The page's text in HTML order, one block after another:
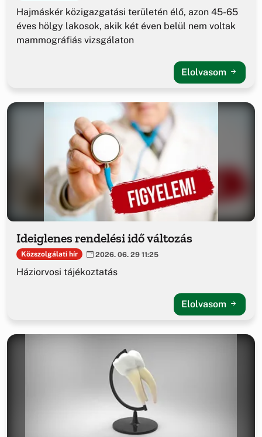
Hajmáskér közigazgatási területén élő, azon 45-65
éves hölgy lakosok, akik két éven belül nem voltak
mammográfiás vizsgálaton
Elolvasom
Ideiglenes rendelési idő változás
Közszolgálati hír 2026. 06. 29 11:25
Háziorvosi tájékoztatás
Elolvasom